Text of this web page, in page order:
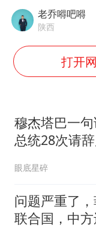
老乔嘚吧嘚
陕西
打开
穆杰塔巴一
总统28次请
眼底星碎
问题严重了
联合国，中